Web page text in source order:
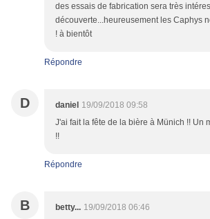
des essais de fabrication sera très
découverte...heureusement les Caphys
! à bientôt
Répondre
D daniel 19/09/2018 09:58
J'ai fait la fête de la bière à Münich !! Un
!!
Répondre
B betty... 19/09/2018 06:46